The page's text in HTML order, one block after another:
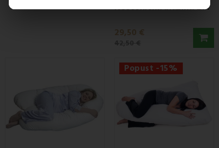
N
osečniška blazina Bumerang EMI
29,50 €
Popust -15%